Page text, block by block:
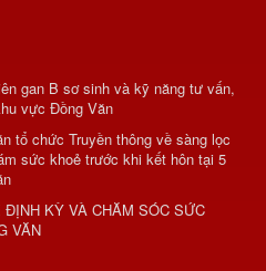
gan B sơ sinh và kỹ năng tư vấn,
vực Đồng Văn
tổ chức Truyền thông về sàng lọc
sức khoẻ trước khi kết hôn tại 5
KỲ VÀ CHĂM SÓC SỨC
VĂN